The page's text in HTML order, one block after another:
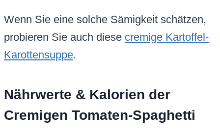
Wenn Sie eine solche Sämigkeit schätzen,
probieren Sie auch diese cremige Kartoffel-
Karottensuppe.
Nährwerte & Kalorien der
Cremigen Tomaten-Spaghetti